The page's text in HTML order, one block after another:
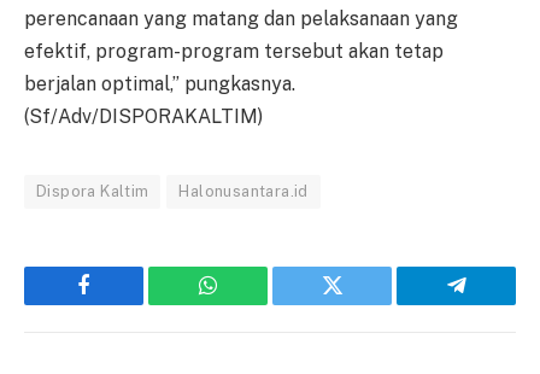
perencanaan yang matang dan pelaksanaan yang
efektif, program-program tersebut akan tetap
berjalan optimal,” pungkasnya.
(Sf/Adv/DISPORAKALTIM)
Dispora Kaltim Halonusantara.id
Facebook WhatsApp Twitter Telegram